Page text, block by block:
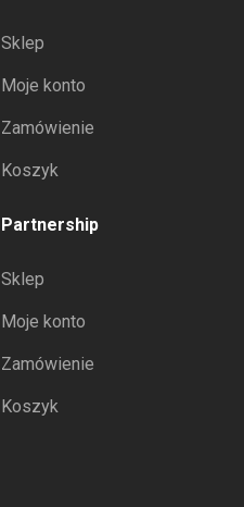
Sklep
Moje konto
Zamówienie
Koszyk
Partnership
Sklep
Moje konto
Zamówienie
Koszyk